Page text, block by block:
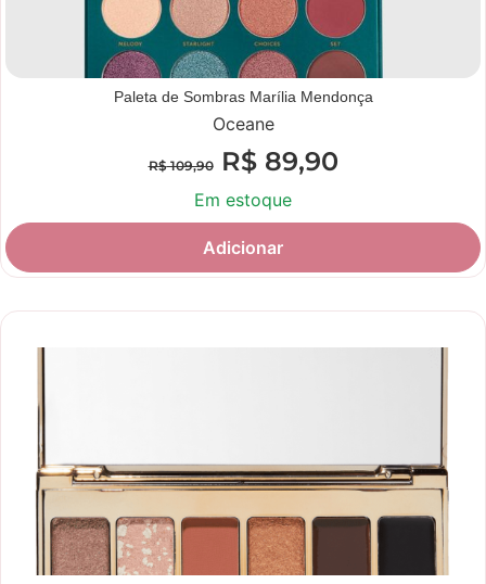
Paleta de Sombras Marília Mendonça
Oceane
R$109,90 R$89,90
Em estoque
Adicionar